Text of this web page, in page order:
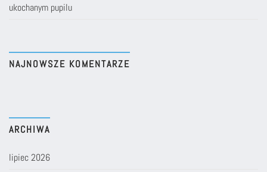
ukochanym pupilu
NAJNOWSZE KOMENTARZE
ARCHIWA
lipiec 2026